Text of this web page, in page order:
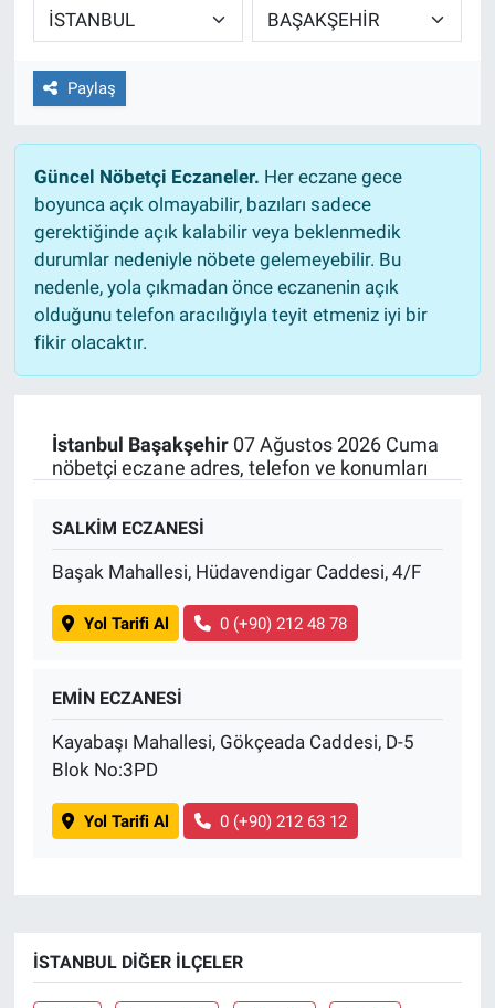
Paylaş
Güncel Nöbetçi Eczaneler. Her eczane gece
boyunca açık olmayabilir, bazıları sadece
gerektiğinde açık kalabilir veya beklenmedik
durumlar nedeniyle nöbete gelemeyebilir. Bu
nedenle, yola çıkmadan önce eczanenin açık
olduğunu telefon aracılığıyla teyit etmeniz iyi bir
fikir olacaktır.
İstanbul Başakşehir07 Ağustos 2026 Cuma
nöbetçi eczane adres, telefon ve konumları
SALKİM ECZANESİ
Başak Mahallesi, Hüdavendigar Caddesi, 4/F
Yol Tarifi Al 0 (+90) 212 48 78
EMİN ECZANESİ
Kayabaşı Mahallesi, Gökçeada Caddesi, D-5
Blok No:3PD
Yol Tarifi Al 0 (+90) 212 63 12
İSTANBUL DIĞER İLÇELER
EĞİTİM
ÖZEL HABER
SAĞLIK
SPOR
TEKNOLOJİ